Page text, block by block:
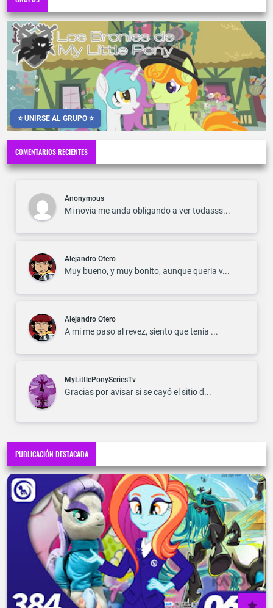
⭐ UNIRSE AL GRUPO ⭐
COMENTARIOS RECIENTES
Anonymous
Mi novia me anda obligando a ver todasss...
Alejandro Otero
Muy bueno, y muy bonito, aunque queria v...
Alejandro Otero
A mi me paso al revez, siento que tenia ...
MyLittlePonySeriesTv
Gracias por avisar si se cayó el sitio d...
PUBLICACIÓN DESTACADA